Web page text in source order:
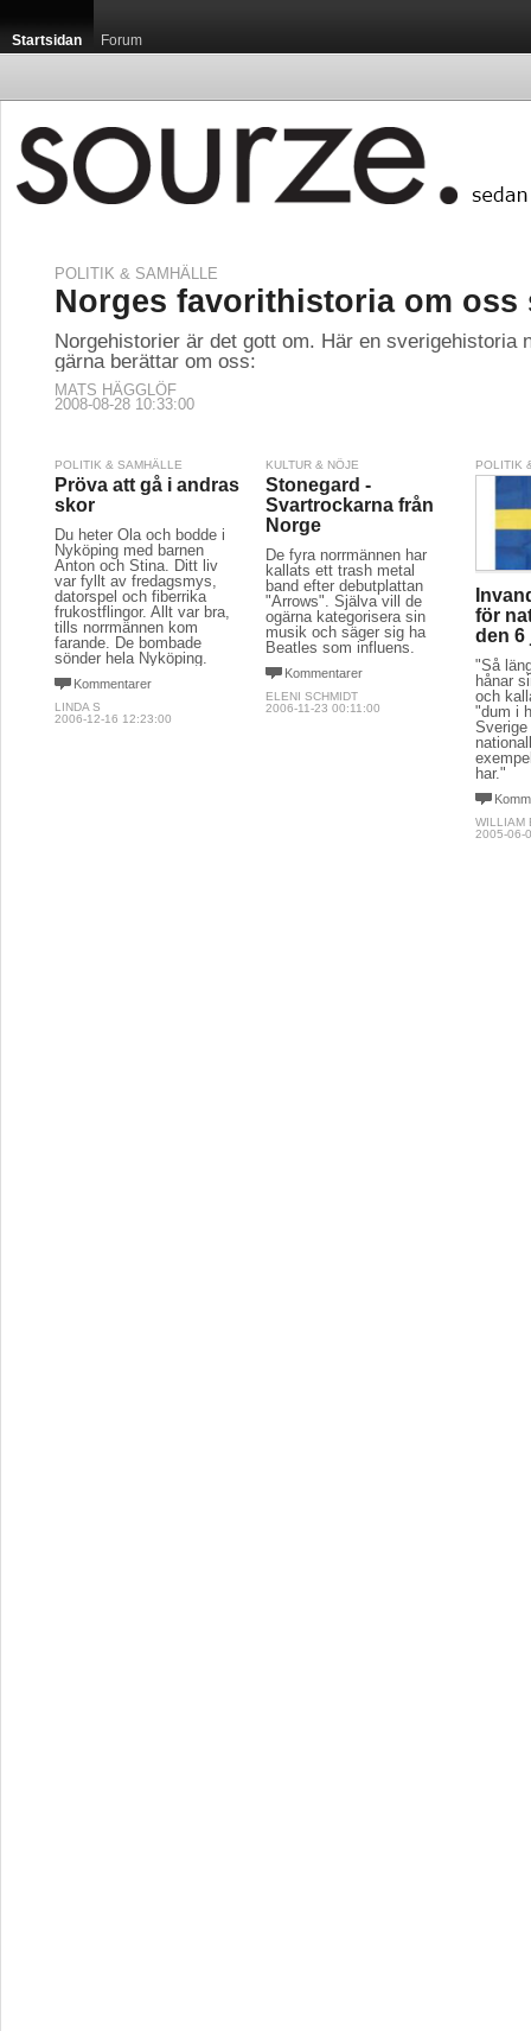
Startsidan Forum
POLITIK & SAMHÄLLE
Norges favorithistoria om oss
Norgehistorier är det gott om. Här en sverigehistoria
gärna berättar om oss:
MATS HÄGGLÖF
2008-08-28 10:33:00
POLITIK & SAMHÄLLE
Pröva att gå i andras
skor
Du heter Ola och bodde i
Nyköping med barnen
Anton och Stina. Ditt liv
var fyllt av fredagsmys,
datorspel och fiberrika
frukostflingor. Allt var bra,
tills norrmännen kom
farande. De bombade
sönder hela Nyköping.
Kommentarer
LINDA S
2006-12-16 12:23:00
KULTUR & NÖJE
Stonegard -
Svartrockarna från
Norge
De fyra norrmännen har
kallats ett trash metal
band efter debutplattan
"Arrows". Själva vill de
ogärna kategorisera sin
musik och säger sig ha
Beatles som influens.
Kommentarer
ELENI SCHMIDT
2006-11-23 00:11:00
POLITIK
för
den 6
"Så
hånar
och
"dum i
har."
WILLIAM
2005-06-